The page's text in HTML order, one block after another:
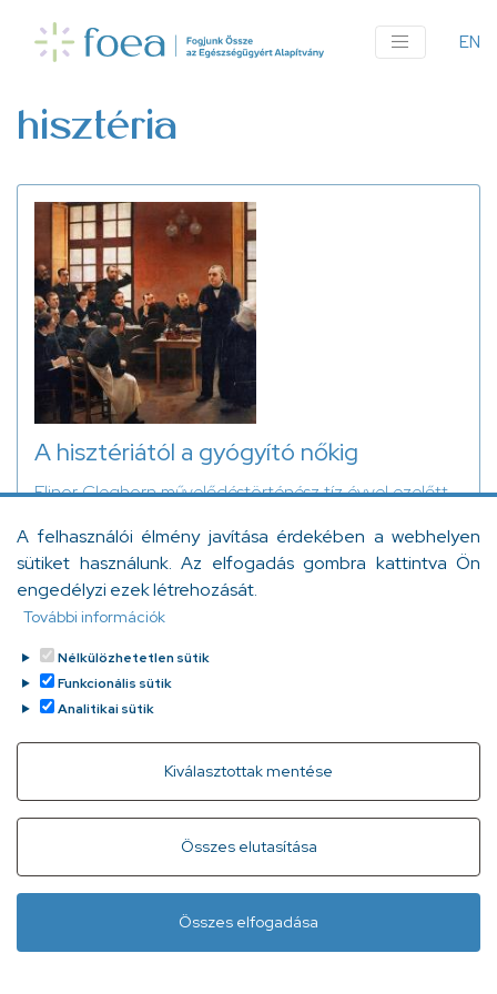
A felhasználói élmény javítása érdekében a webhelyen
sütiket használunk. Az elfogadás gombra kattintva Ön
engedélyzi ezek létrehozását.
További információk
Nélkülözhetetlen sütik
Funkcionális sütik
Analitikai sütik
Kiválasztottak mentése
Összes elutasítása
Withdraw consent
Összes elfogadása
tartalomra
EN
hisztéria
A hisztériától a gyógyító nőkig
Elinor Cleghorn művelődéstörténész tíz évvel ezelőtt
ellenére sem múlt el, az évek és vizsgálatok alatt az
orvosok pedig gyakran hivatkoztak a hormonális
változásokra, meg arra is, hogy „minden fejben dől el”.
Bödő Anita
Gyorslinkek
Adatvédelem Kapcsolat
+ 36 1 296 2556(normál díjas, 8:00-20:00 között
hívható)